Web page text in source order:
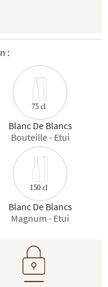
:
75 cl
Blanc De Blancs
Bouteille - Etui
150 cl
Blanc De Blancs
Magnum - Etui